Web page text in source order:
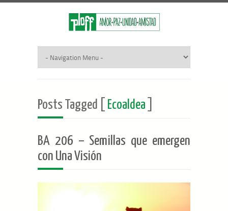
Posts Tagged [ Ecoaldea
BA 206 – Semillas que emergen
con Una Visión